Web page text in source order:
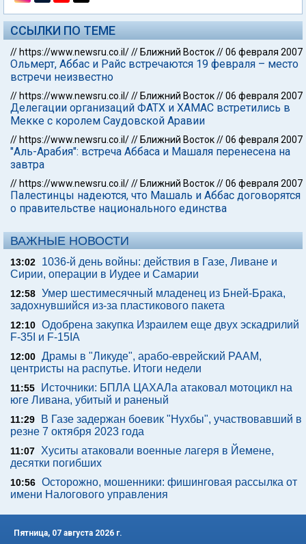
ССЫЛКИ ПО ТЕМЕ
// https://www.newsru.co.il/// Ближний Восток//06 февраля 2007
Ольмерт, Аббас и Райс встречаются 19 февраля – место
встречи неизвестно
// https://www.newsru.co.il/// Ближний Восток//06 февраля 2007
Делегации организаций ФАТХ и ХАМАС встретились в
Мекке с королем Саудовской Аравии
// https://www.newsru.co.il/// Ближний Восток//06 февраля 2007
"Аль-Арабия": встреча Аббаса и Машаля перенесена на
завтра
// https://www.newsru.co.il/// Ближний Восток//06 февраля 2007
Палестинцы надеются, что Машаль и Аббас договорятся
о правительстве национального единства
ВАЖНЫЕ НОВОСТИ
13:02
1036-й день войны: действия в Газе, Ливане и
Сирии, операции в Иудее и Самарии
12:58 Умер шестимесячный младенец из Бней-Брака,
задохнувшийся из-за пластикового пакета
12:10 Одобрена закупка Израилем еще двух эскадрилий
F-35I и F-15IA
12:00 Драмы в "Ликуде", арабо-еврейский РААМ,
центристы на распутье. Итоги недели
11:55
Источники: БПЛА ЦАХАЛа атаковал мотоцикл на
юге Ливана, убитый и раненый
11:29
В Газе задержан боевик "Нухбы", участвовавший в
резне 7 октября 2023 года
11:07
Хуситы атаковали военные лагеря в Йемене,
десятки погибших
10:56 Осторожно, мошенники: фишинговая рассылка от
имени Налогового управления
Пятница, 07 августа 2026 г.